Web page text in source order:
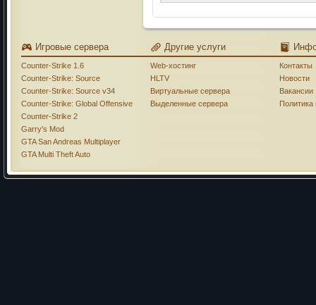
Игровые сервера
Counter-Strike 1.6
Counter-Strike: Source
Counter-Strike: Source v34
Counter-Strike: Global Offensive
Counter-Strike 2
Garry's Mod
GTA San Andreas Multiplayer
GTA Multi Theft Auto
Другие услуги
Web-хостинг
HLTV
Виртуальные сервера
Выделенные сервера
Контакты
Новости
Вакансии
Политика